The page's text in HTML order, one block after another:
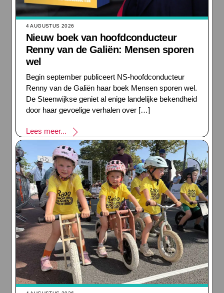
4 AUGUSTUS 2026
Nieuw boek van hoofdconducteur
Renny van de Galiën: Mensen sporen
wel
Begin september publiceert NS-hoofdconducteur
Renny van de Galiën haar boek Mensen sporen wel.
De Steenwijkse geniet al enige landelijke bekendheid
door haar gevoelige verhalen over […]
Lees meer...